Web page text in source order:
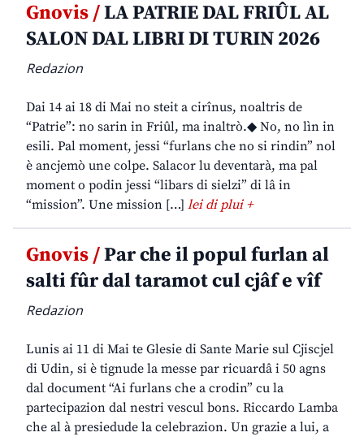
Gnovis /LA PATRIE DAL FRIÛL AL
SALON DAL LIBRI DI TURIN 2026
Redazion
Dai 14 ai 18 di Mai no steit a cirînus, noaltris de
“Patrie”: no sarin in Friûl, ma inaltrò.◆ No, no lìn in
esili. Pal moment, jessi “furlans che no si rindin” nol
è ancjemò une colpe. Salacor lu deventarà, ma pal
moment o podin jessi “libars di sielzi” di lâ in
“mission”. Une mission […] lei di plui +
Gnovis /Par che il popul furlan al
salti fûr dal taramot cul cjâf e vîf
Redazion
Lunis ai 11 di Mai te Glesie di Sante Marie sul Cjiscjel
di Udin, si è tignude la messe par ricuardâ i 50 agns
dal document “Ai furlans che a crodin” cu la
partecipazion dal nestri vescul bons. Riccardo Lamba
che al à presiedude la celebrazion. Un grazie a lui, a